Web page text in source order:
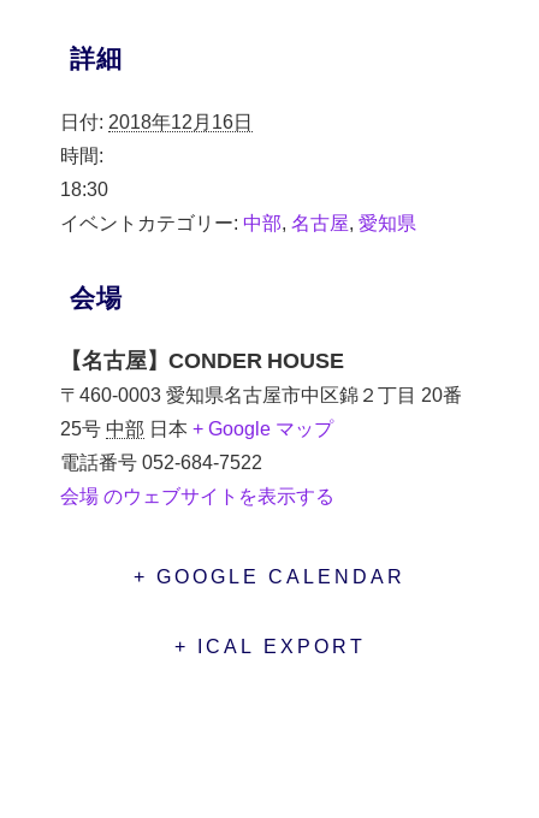
詳細
日付: 2018年12月16日
時間:
18:30
イベントカテゴリー: 中部 名古屋 愛知県
会場
【名古屋】CONDER HOUSE
〒460-0003 愛知県名古屋市中区錦２丁目 20番
25号 中部 日本 + Google マップ
電話番号 052-684-7522
会場 のウェブサイトを表示する
+ GOOGLE CALENDAR
+ ICAL EXPORT